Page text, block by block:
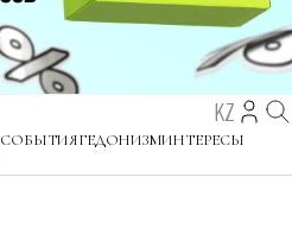
KZ
СОБЫТИЯГЕДОНИЗМИНТЕРЕСЫ